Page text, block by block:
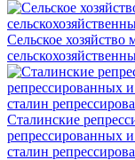
Сельское хозяйство
Сталинские
репрессированных
сталин